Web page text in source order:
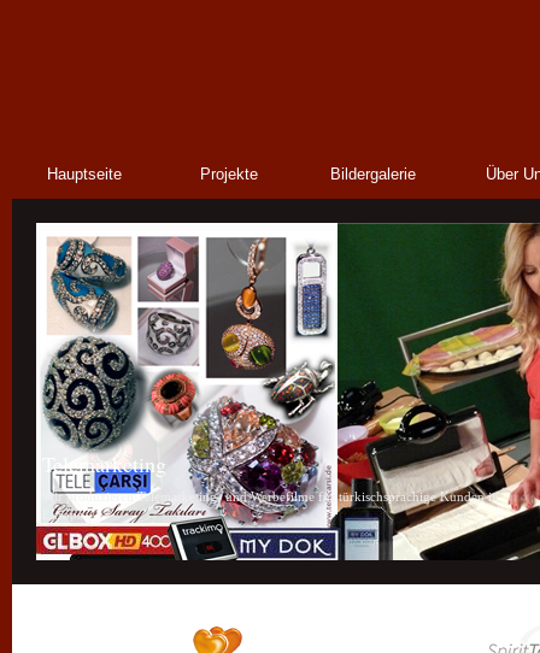
Hauptseite Projekte Bildergalerie Über
Telemarketing
Wir produzieren Telemarketing- und Werbefilme für türkischsprachige Kunden in
Europa.